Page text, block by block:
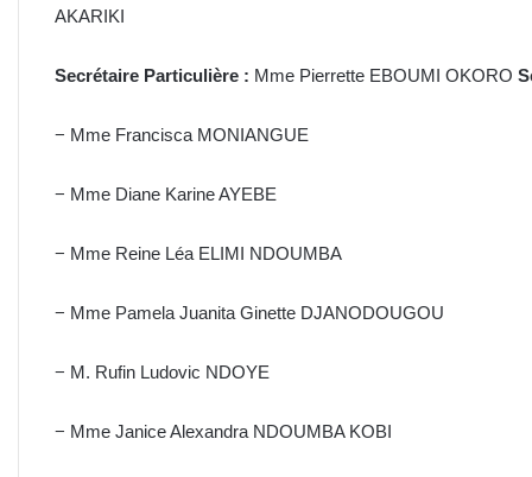
AKARIKI
Secrétaire Particulière : Mme Pierrette EBOUMI OKORO
− Mme Francisca MONIANGUE
− Mme Diane Karine AYEBE
− Mme Reine Léa ELIMI NDOUMBA
− Mme Pamela Juanita Ginette DJANODOUGOU
− M. Rufin Ludovic NDOYE
− Mme Janice Alexandra NDOUMBA KOBI